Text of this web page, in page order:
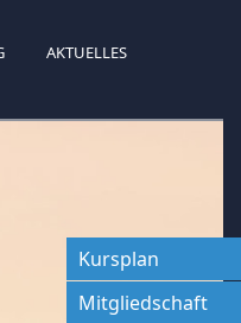
Kursplan
Mitgliedschaft
AKTUELLES